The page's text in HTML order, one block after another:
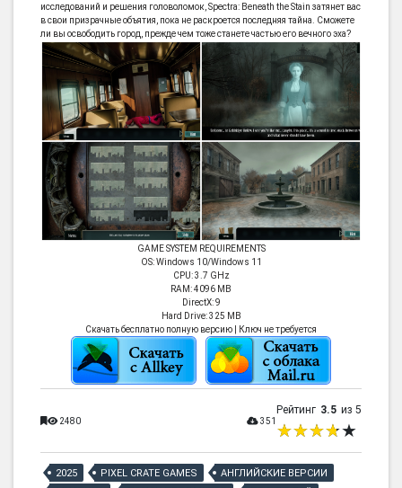
исследований и решения головоломок, Spectra: Beneath the Stain затянет вас
в свои призрачные объятия, пока не раскроется последняя тайна. Сможете
ли вы освободить город, прежде чем тоже станете частью его вечного эха?
GAME SYSTEM REQUIREMENTS
OS: Windows 10/Windows 11
CPU: 3.7 GHz
RAM: 4096 MB
DirectX: 9
Hard Drive: 325 MB
Скачать бесплатно полную версию | Ключ не требуется
2480 351
Рейтинг 3.5 из 5
2025 PIXEL CRATE GAMES
АНГЛИЙСКИЕ ВЕРСИИ